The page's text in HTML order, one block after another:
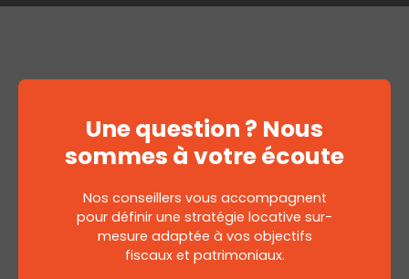
Une question ? Nous
sommes à votre écoute
Nos conseillers vous accompagnent
pour définir une stratégie locative sur-
mesure adaptée à vos objectifs
fiscaux et patrimoniaux.